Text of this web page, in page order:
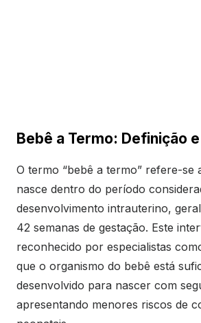
Bebê a Termo: Definição
O termo “bebê a termo” refere-se
nasce dentro do período
desenvolvimento intrauterino,
42 semanas de gestação. Este
reconhecido por especialistas
que o organismo do bebê está
desenvolvido para nascer com
apresentando menores riscos de